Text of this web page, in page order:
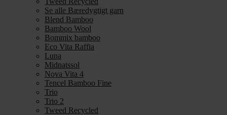
Se alle Bæredygtigt garn
Blend Bamboo
Bamboo Wool
Bommix bamboo
Eco Vita Raffia
Luna
Midnatssol
Nova Vita 4
Tencel Bamboo Fine
Trio
Trio 2
Tweed Recycled